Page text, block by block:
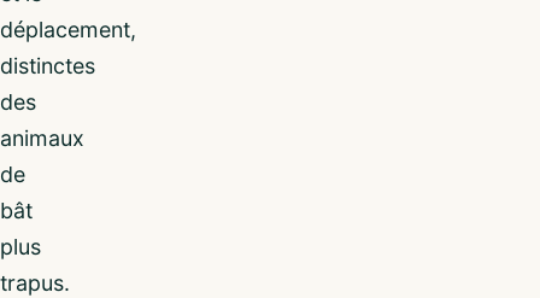
déplacement,
distinctes
des
animaux
de
bât
plus
trapus.